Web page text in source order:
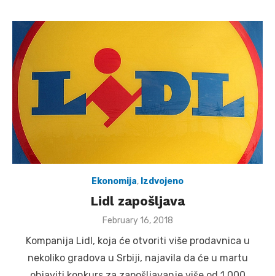
Ekonomija, Izdvojeno
Lidl zapošljava
Posted
February 16, 2018
Kompanija Lidl, koja će otvoriti više prodavnica u
nekoliko gradova u Srbiji, najavila da će u martu